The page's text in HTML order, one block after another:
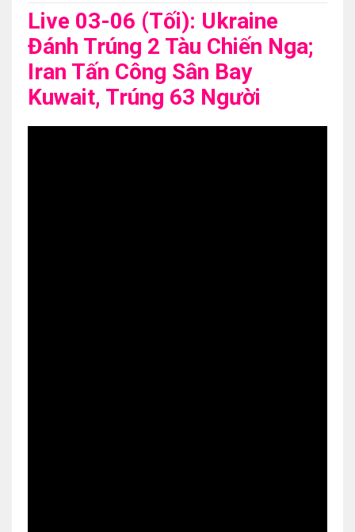
Live 03-06 (Tối): Ukraine
Đánh Trúng 2 Tàu Chiến Nga;
Iran Tấn Công Sân Bay
Kuwait, Trúng 63 Người